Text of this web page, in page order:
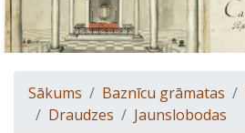
Sākums Baznīcu grāmatas
Draudzes
Jaunslobodas